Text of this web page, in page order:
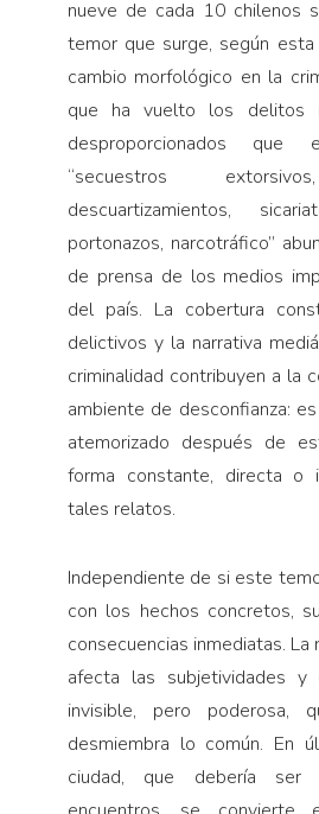
nueve de cada 10 chilenos
temor que surge, según esta
cambio morfológico en la
que ha vuelto los delitos
desproporcionados
“secuestros
descuartizamientos,
portonazos, narcotráfico”
de prensa de los medios
del país. La cobertura
delictivos y la narrativa
criminalidad contribuyen a la
ambiente de desconfianza:
atemorizado después de
forma constante, directa o
tales relatos.
Independiente de si este
con los hechos concretos,
consecuencias inmediatas. La
afecta las subjetividades y
invisible, pero poderosa,
desmiembra lo común. En
ciudad, que debería